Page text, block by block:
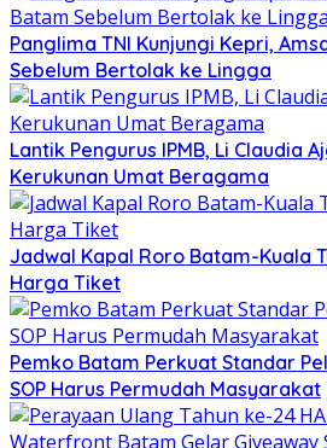
Panglima TNI Kunjungi Kepri,
Sebelum Bertolak ke Lingga
Lantik Pengurus IPMB, Li Claudia
Kerukunan Umat Beragama
Jadwal Kapal Roro Batam-Kuala
Harga Tiket
Pemko Batam Perkuat Standar
SOP Harus Permudah Masyarakat